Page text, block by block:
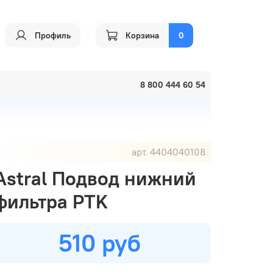
Профиль Корзина 0
8 800 444 60 54
арт. 4404040108
Подвод нижний
PTK
510 руб